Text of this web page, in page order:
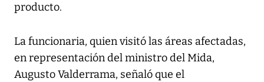
producto.
La funcionaria, quien visitó las áreas afectadas,
en representación del ministro del Mida,
Augusto Valderrama, señaló que el